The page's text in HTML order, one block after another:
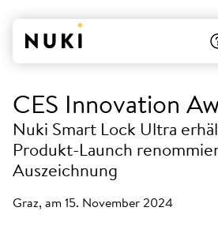
CES Innovation
Nuki Smart Lock Ultra
Produkt-Launch
Auszeichnung
Graz, am 15. November 2024